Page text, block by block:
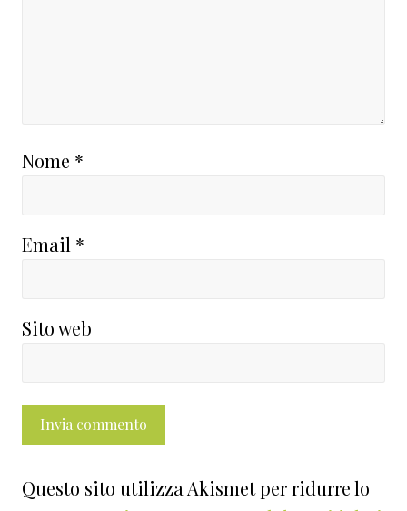
Nome *
Email *
Sito web
Questo sito utilizza Akismet per ridurre lo